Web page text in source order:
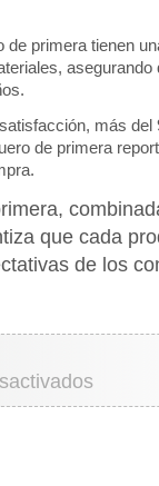
de primera tienen
más del
de primera
que cada
de los